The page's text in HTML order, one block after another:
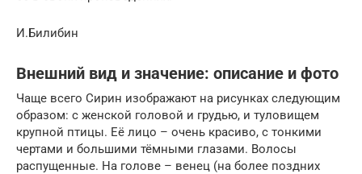
И.Билибин
Внешний вид и значение: описание и фото
Чаще всего Сирин изображают на рисунках следующим
образом: с женской головой и грудью, и туловищем
крупной птицы. Её лицо – очень красиво, с тонкими
чертами и большими тёмными глазами. Волосы
распущенные. На голове – венец (на более поздних